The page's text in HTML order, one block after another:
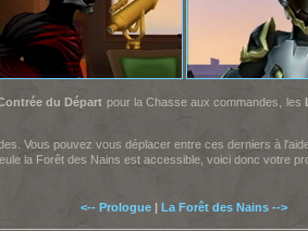
du Départ pour la Chasse aux commandes, les
Vous pouvez vous déplacer entre ces derniers à
la Forêt des Nains est accessible, voici donc votre
<-- Prologue | La Forêt des Nains -->